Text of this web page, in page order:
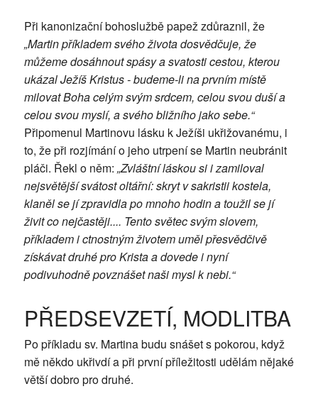
Při kanonizační bohoslužbě papež zdůraznil, že
„Martin příkladem svého života dosvědčuje, že
můžeme dosáhnout spásy a svatosti cestou, kterou
ukázal Ježíš Kristus - budeme-li na prvním místě
milovat Boha celým svým srdcem, celou svou duší a
celou svou myslí, a svého bližního jako sebe.“
Připomenul Martinovu lásku k Ježíši ukřižovanému, i
to, že při rozjímání o jeho utrpení se Martin neubránit
pláči. Řekl o něm: „Zvláštní láskou si i zamiloval
nejsvětější svátost oltářní: skryt v sakristii kostela,
klaněl se jí zpravidla po mnoho hodin a toužil se jí
živit co nejčastěji.... Tento světec svým slovem,
příkladem i ctnostným životem uměl přesvědčivě
získávat druhé pro Krista a dovede i nyní
podivuhodně povznášet naši mysl k nebi.“
PŘEDSEVZETÍ, MODLITBA
Po příkladu sv. Martina budu snášet s pokorou, když
mě někdo ukřivdí a při první příležitosti udělám nějaké
větší dobro pro druhé.